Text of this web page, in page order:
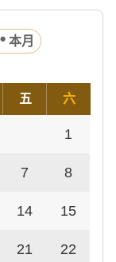
本月
五 六
1
7 8
14 15
21 22